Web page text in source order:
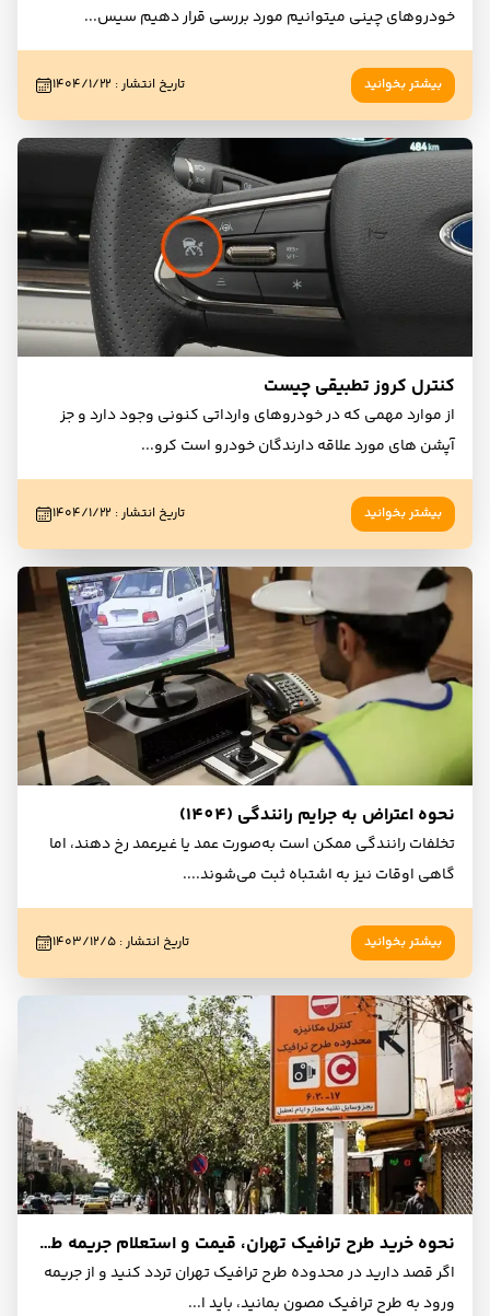
خودروهای چینی میتوانیم مورد بررسی قرار دهیم سیس...
بیشتر بخوانید تاریخ انتشار: ۱۴۰۴/۱/۲۲
کنترل کروز تطبیقی چیست
از موارد مهمی که در خودروهای وارداتی کنونی وجود دارد و جز
آپشن های مورد علاقه دارندگان خودرو است کرو...
بیشتر بخوانید تاریخ انتشار: ۱۴۰۴/۱/۲۲
نحوه اعتراض به جرایم رانندگی (1404)
تخلفات رانندگی ممکن است به‌صورت عمد یا غیرعمد رخ دهند، اما
گاهی اوقات نیز به اشتباه ثبت می‌شوند....
بیشتر بخوانید تاریخ انتشار: ۱۴۰۳/۱۲/۵
نحوه خرید طرح ترافیک تهران، قیمت و استعلام جریمه طرح ترافیک (1404)
اگر قصد دارید در محدوده طرح ترافیک تهران تردد کنید و از جریمه
ورود به طرح ترافیک مصون بمانید، باید ا...